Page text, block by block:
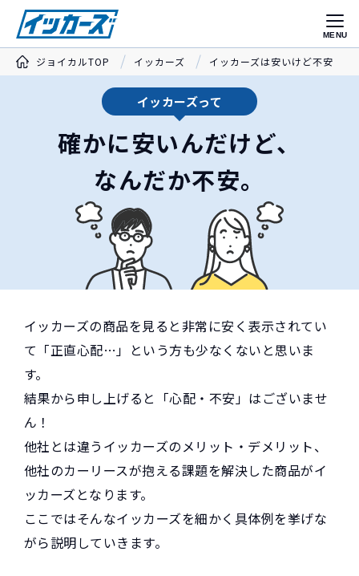
MENU
ジョイカルTOP イッカーズ イッカーズは安いけど不安
イッカーズって
確かに安いんだけど、
なんだか不安。
イッカーズの商品を見ると非常に安く表示されてい
て「正直心配…」という方も少なくないと思いま
す。
結果から申し上げると「心配・不安」はございませ
ん！
他社とは違うイッカーズのメリット・デメリット、
他社のカーリースが抱える課題を解決した商品がイ
ッカーズとなります。
ここではそんなイッカーズを細かく具体例を挙げな
がら説明していきます。